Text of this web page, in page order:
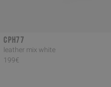
CPH77
leather mix white
199€